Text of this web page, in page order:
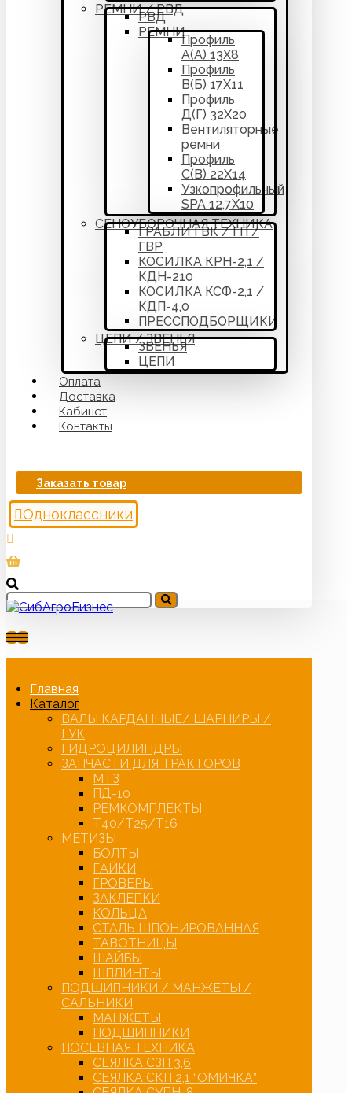
РЕМНИ / РВД
РВД
РЕМНИ
Профиль
А(А) 13Х8
Профиль
В(Б) 17Х11
Профиль
Д(Г) 32Х20
Вентиляторные
ремни
Профиль
С(В) 22Х14
Узкопрофильный
SPA 12,7Х10
СЕНОУБОРОЧНАЯ ТЕХНИКА
ГРАБЛИ ГВК / ГП /
ГВР
КОСИЛКА КРН-2,1 /
КДН-210
КОСИЛКА КСФ-2,1 /
КДП-4,0
ПРЕССПОДБОРЩИКИ
ЦЕПИ / ЗВЕНЬЯ
ЗВЕНЬЯ
ЦЕПИ
Оплата
Доставка
Кабинет
Контакты
Заказать товар
Одноклассники
Главная
Каталог
ВАЛЫ КАРДАННЫЕ/ ШАРНИРЫ /
ГУК
ГИДРОЦИЛИНДРЫ
ЗАПЧАСТИ ДЛЯ ТРАКТОРОВ
МТЗ
ПД-10
РЕМКОМПЛЕКТЫ
Т40/Т25/Т16
МЕТИЗЫ
БОЛТЫ
ГАЙКИ
ГРОВЕРЫ
ЗАКЛЕПКИ
КОЛЬЦА
СТАЛЬ ШПОНИРОВАННАЯ
ТАВОТНИЦЫ
ШАЙБЫ
ШПЛИНТЫ
ПОДШИПНИКИ / МАНЖЕТЫ /
САЛЬНИКИ
МАНЖЕТЫ
ПОДШИПНИКИ
ПОСЕВНАЯ ТЕХНИКА
СЕЯЛКА СЗП 3,6
СЕЯЛКА СКП 2,1 “ОМИЧКА”